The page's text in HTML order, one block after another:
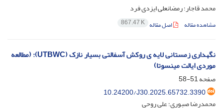
محمد قاجار؛ رمضانعلی ایزدی فرد
مشاهده مقاله اصل مقاله 867.47 K
نگهداری زمستانی لایه ی روکش آسفالتی بسیار نازک (UTBWC): (مطالعه
موردی ایالت مینسوتا)
صفحه51-58
10.24200/J30.2025.65732.3390
محمدرضا صبوری؛ علی روحی